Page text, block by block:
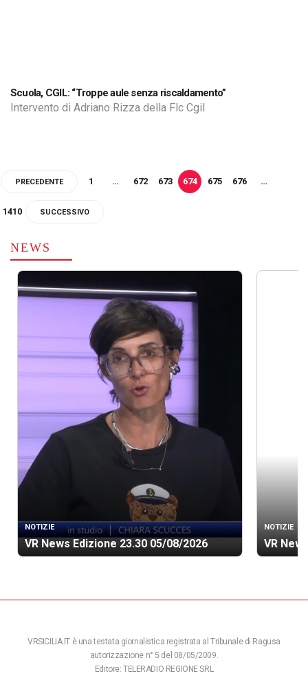
Scuola, CGIL: “Troppe aule senza riscaldamento”
Intervento di Adriano Rizza della Flc Cgil
PRECEDENTE 1 … 672 673 674 675 676 …
1410 SUCCESSIVO
NEWS
NOTIZIE
VR News Edizione 23.30 05/08/2026
NOTIZIE
VR
VRSICILIA.IT è una testata giornalistica registrata al Tribunale di Ragusa
autorizzazione n° 5 del 08/05/2009.
Editore: TELERADIO REGIONE SRL